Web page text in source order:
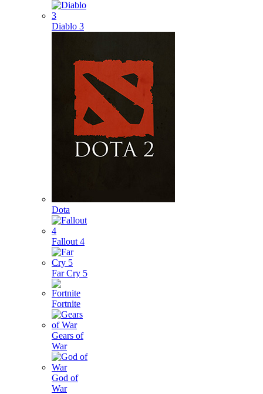
Diablo 3
Dota
Fallout 4
Far Cry 5
Fortnite
Gears of
War
God of
War